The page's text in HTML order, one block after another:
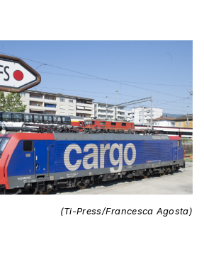
(Ti-Press/Francesca Agosta)